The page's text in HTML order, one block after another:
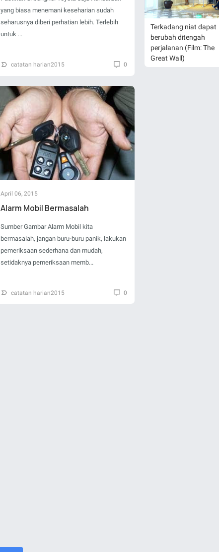
yang biasa menemani keseharian sudah
seharusnya diberi perhatian lebih. Terlebih
untuk ...
catatan harian2015 0
April 06, 2015
Alarm Mobil Bermasalah
Sumber Gambar Alarm Mobil kita
bermasalah, jangan buru-buru panik, lakukan
pemeriksaan sederhana dan mudah,
setidaknya pemeriksaan memb...
catatan harian2015 0
Terkadang niat dapat
berubah ditengah
perjalanan (Film: The
Great Wall)